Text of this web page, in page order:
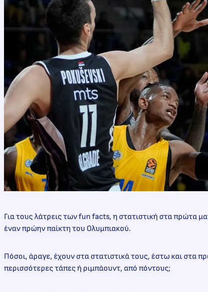
Για τους λάτρεις των fun facts, η στατιστική στα πρώτα
έναν πρώην παίκτη του Ολυμπιακού.
Πόσοι, άραγε, έχουν στα στατιστικά τους, έστω και στα
περισσότερες τάπες ή ριμπάουντ, από πόντους;